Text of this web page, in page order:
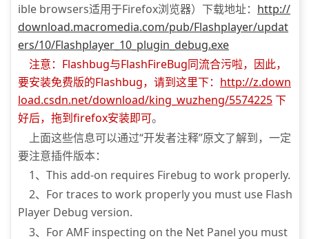
ible browsers适用于Firefox浏览器）下载地址： http://
download.macromedia.com/pub/Flashplayer/updat
ers/10/Flashplayer_10_plugin_debug.exe
注意：Flashbug与FlashFireBug同流合污啦，因此，
要安装免费版的Flashbug，请到这里下： http://z.down
load.csdn.net/download/king_wuzheng/5574225下
好后，拖到firefox安装即可。
上面这些信息可以通过“开发者注释”原文了解到，一定
要注意插件版本：
1、This add-on requires Firebug to work properly.
2、For traces to work properly you must use Flash
Player Debug version.
3、For AMF inspecting on the Net Panel you must